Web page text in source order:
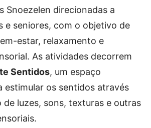
Borges
em Seia
Snoezelen direcionadas a
e seniores, com o objetivo de
estar, relaxamento e
As atividades decorrem
Sentidos, um espaço
estimular os sentidos através
de luzes, sons, texturas e outras